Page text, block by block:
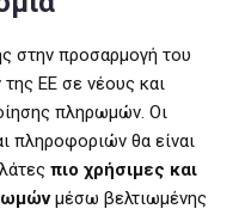
στην προσαρμογή του
ΕΕ σε νέους και
πληρωμών. Οι
πληροφοριών θα είναι
πιο χρήσιμες και
μέσω βελτιωμένης